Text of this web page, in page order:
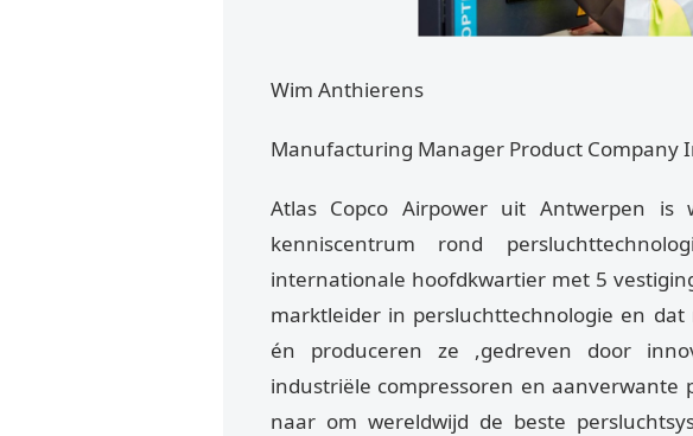
Wim Anthierens
Manufacturing Manager Product Company
Atlas Copco Airpower uit Antwerpen is
kenniscentrum rond
internationale hoofdkwartier met 5
marktleider in persluchttechnologie en
én produceren ze ,gedreven door
industriële compressoren en
naar om wereldwijd de beste